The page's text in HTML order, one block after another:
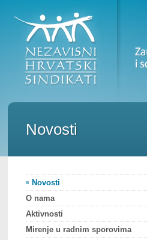
Novosti
Novosti
O nama
Aktivnosti
Mirenje u radnim sporovima